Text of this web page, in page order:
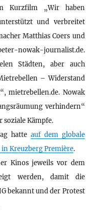
Kurzfilm „Wir haben
und verbreitet
Matthias Coers und
nowak-journalist.de.
Städten, aber auch
– Widerstand
mietrebellen.de. Nowak
verhindern“
Kämpfe.
hatte auf dem globale
Kreuzberg Première.
Kinos jeweils vor dem
werden, damit die
bekannt und der Protest